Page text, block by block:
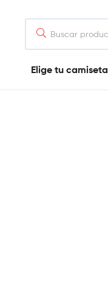
Elige tu camiseta